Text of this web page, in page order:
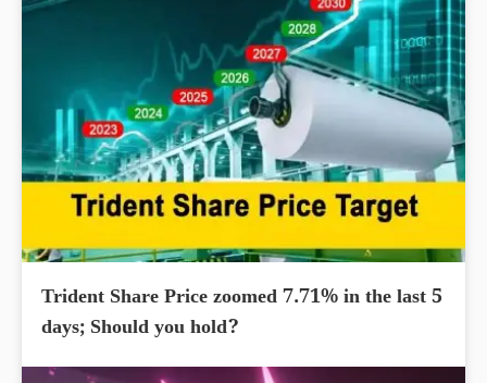
Trident Share Price zoomed 7.71% in the last 5
days; Should you hold?